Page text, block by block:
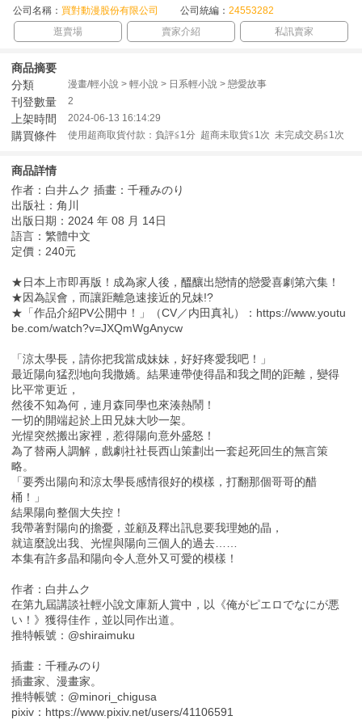
公司名稱： 買對動漫股份有限公司 公司統編： 24553282
逛賣場
賣家介紹 私訊賣家
商品摘要
分類
漫畫/輕小說 > 輕小說 > 日系輕小說 > 戀愛故事
刊登數量 2
上架時間 2024-06-13 16:14:29
購買條件 使用超商取貨付款：負評≦1分 超商未取貨≦1次 未完成交易≦1次
商品詳情
作者：白井ムク 插畫：千種みのり
出版社：角川
出版日期：2024 年 08 月 14日
語言：繁體中文
定價：240元
★日本上市即再版！成為家人後，醞釀出戀情的戀愛喜劇第六集！
★因為誤會，而讓距離急速接近的兄妹!?
★「作品介紹PV公開中！」（CV／内田真礼）：https://www.youtu
be.com/watch?v=JXQmWgAnycw
「涼太學長，請你把我當成妹妹，好好疼愛我吧！」
最近陽向猛烈地向我撒嬌。結果連帶使得晶和我之間的距離，變得
比平常更近，
然後不知為何，連月森同學也來湊熱鬧！
一切的開端起於上田兄妹大吵一架。
光惺突然搬出家裡，惹得陽向意外盛怒！
為了替兩人調解，戲劇社社長西山策劃出一套起死回生的無言策
略。
「要秀出陽向和涼太學長感情很好的模樣，打翻那個哥哥的醋
桶！」
結果陽向整個大失控！
我帶著對陽向的擔憂，並顧及釋出訊息要我理她的晶，
就這麼說出我、光惺與陽向三個人的過去……
本集有許多晶和陽向令人意外又可愛的模樣！
作者：白井ムク
在第九屆講談社輕小說文庫新人賞中，以《俺がピエロでなにが悪
い！》獲得佳作，並以同作出道。
推特帳號：@shiraimuku
插畫：千種みのり
插畫家、漫畫家。
推特帳號：@minori_chigusa
pixiv：https://www.pixiv.net/users/41106591